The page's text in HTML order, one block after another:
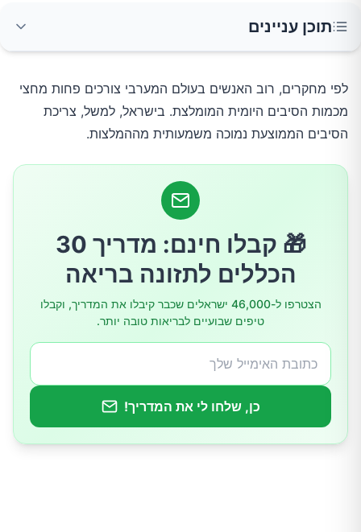
תוכן עניינים
מדוע סיבים תזונתיים כה חשובים?
כמה סיבים אנחנו צריכים?
כיצד להוסיף סיבים לתפריט היומי בקלות?
לפי מחקרים, רוב האנשים בעולם המערבי צורכים פחות מחצי
מכמות הסיבים היומית המומלצת. בישראל, למשל, צריכת
הסיבים הממוצעת נמוכה משמעותית מההמלצות.
🎁 קבלו חינם: מדריך 30
הכללים לתזונה בריאה
הצטרפו ל-46,000 ישראלים שכבר קיבלו את המדריך, וקבלו
טיפים שבועיים לבריאות טובה יותר.
כן, שלחו לי את המדריך!